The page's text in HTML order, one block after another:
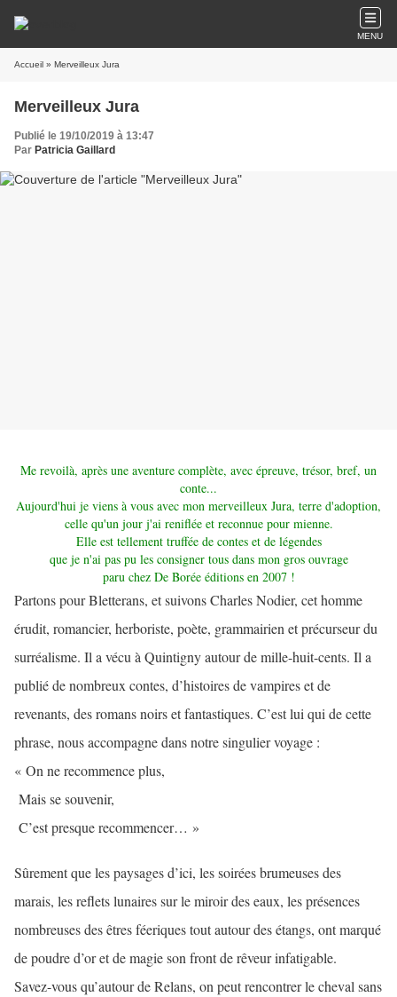
MENU
Accueil » Merveilleux Jura
Merveilleux Jura
Publié le 19/10/2019 à 13:47
Par Patricia Gaillard
Me revoilà, après une aventure complète, avec épreuve, trésor, bref, un
conte...
Aujourd'hui je viens à vous avec mon merveilleux Jura, terre d'adoption,
celle qu'un jour j'ai reniflée et reconnue pour mienne.
Elle est tellement truffée de contes et de légendes
que je n'ai pas pu les consigner tous dans mon gros ouvrage
paru chez De Borée éditions en 2007 !
Partons pour Bletterans, et suivons Charles Nodier, cet homme
érudit, romancier, herboriste, poète, grammairien et précurseur du
surréalisme. Il a vécu à Quintigny autour de mille-huit-cents. Il a
publié de nombreux contes, d’histoires de vampires et de
revenants, des romans noirs et fantastiques. C’est lui qui de cette
phrase, nous accompagne dans notre singulier voyage :
« On ne recommence plus,
Mais se souvenir,
C’est presque recommencer… »
Sûrement que les paysages d’ici, les soirées brumeuses des
marais, les reflets lunaires sur le miroir des eaux, les présences
nombreuses des êtres féeriques tout autour des étangs, ont marqué
de poudre d’or et de magie son front de rêveur infatigable.
Savez-vous qu’autour de Relans, on peut rencontrer le cheval sans